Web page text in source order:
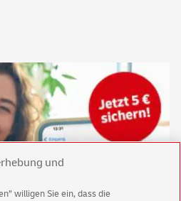
und
willigen Sie ein, dass die